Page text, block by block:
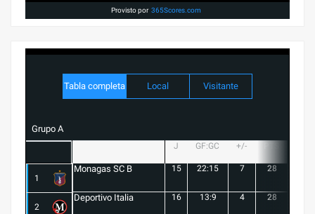
Provisto por 365Scores.com
Tabla completa Local Visitante
Grupo A
J GF:GC +/-
1
Monagas SC B 15 22:15 7 28
2
Deportivo Italia 16 13:9 4 28